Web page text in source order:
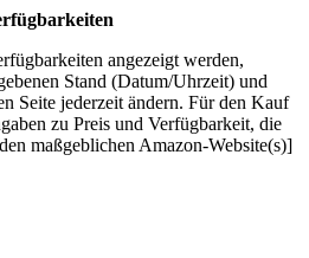
angezeigt werden,
Stand (Datum/Uhrzeit) und
Seite jederzeit ändern. Für den Kauf
zu Preis und Verfügbarkeit, die
maßgeblichen Amazon-Website(s)]